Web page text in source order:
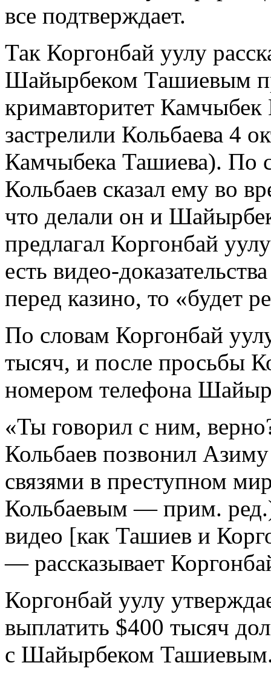
все подтверждает.
Так Коргонбай уулу
Шайырбеком Ташиевым
кримавторитет
застрелили Кольбаева 4
Камчыбека Ташиева). По
Кольбаев сказал ему во
что делали он и
предлагал Коргонбай
есть видео-
перед казино, то «будет
По словам Коргонбай
тысяч, и после просьбы
номером телефона
«Ты говорил с ним,
Кольбаев позвонил
связями в преступном
Кольбаевым — прим.
видео [как Ташиев и
— рассказывает
Коргонбай уулу
выплатить $400 тысяч
с Шайырбеком